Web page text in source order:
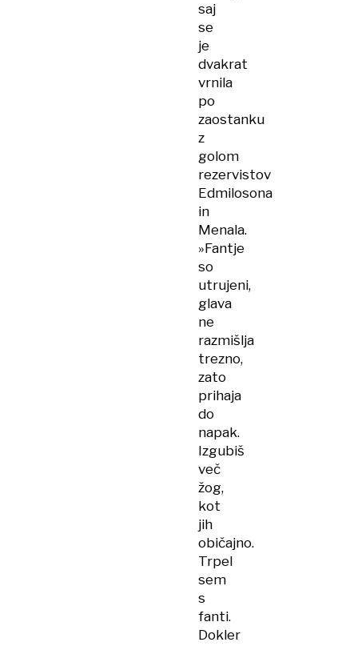
saj
se
je
dvakrat
vrnila
po
zaostanku
z
golom
rezervistov
Edmilosona
in
Menala.
»Fantje
so
utrujeni,
glava
ne
razmišlja
trezno,
zato
prihaja
do
napak.
Izgubiš
več
žog,
kot
jih
običajno.
Trpel
sem
s
fanti.
Dokler